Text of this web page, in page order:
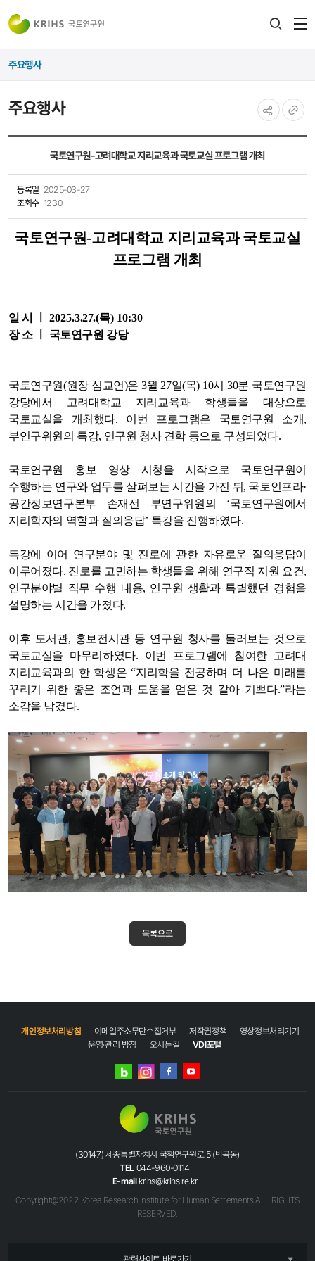
주요행사
주요행사
국토연구원-고려대학교 지리교육과 국토교실 프로그램 개최
등록일 2025-03-27
조회수 1230
국토연구원-고려대학교 지리교육과 국토교실
프로그램 개최
일 시 ㅣ 2025.3.27.(목) 10:30
장 소 ㅣ 국토연구원 강당
국토연구원(원장 심교언)은 3월 27일(목) 10시 30분 국토연구원
강당에서 고려대학교 지리교육과 학생들을 대상으로
국토교실을 개최했다. 이번 프로그램은 국토연구원 소개,
부연구위원의 특강, 연구원 청사 견학 등으로 구성되었다.
국토연구원 홍보 영상 시청을 시작으로 국토연구원이
수행하는 연구와 업무를 살펴보는 시간을 가진 뒤, 국토인프라·
공간정보연구본부 손재선 부연구위원의 ‘국토연구원에서
지리학자의 역할과 질의응답’ 특강을 진행하였다.
특강에 이어 연구분야 및 진로에 관한 자유로운 질의응답이
이루어졌다. 진로를 고민하는 학생들을 위해 연구직 지원 요건,
연구분야별 직무 수행 내용, 연구원 생활과 특별했던 경험을
설명하는 시간을 가졌다.
이후 도서관, 홍보전시관 등 연구원 청사를 둘러보는 것으로
국토교실을 마무리하였다. 이번 프로그램에 참여한 고려대
지리교육과의 한 학생은 “지리학을 전공하며 더 나은 미래를
꾸리기 위한 좋은 조언과 도움을 얻은 것 같아 기쁘다.”라는
소감을 남겼다.
목록으로
개인정보처리방침 이메일주소무단수집거부 저작권정책
영상정보처리기기
운영·관리 방침
오시는길 VDI포털
네이버
인스타그램
(30147) 세종특별자치시 국책연구원로 5 (반곡동)
TEL 044-960-0114
E-mail krihs@krihs.re.kr
Copyright@2022 Korea Research Institute for Human Settlements ALL RIGHTS
RESERVED.